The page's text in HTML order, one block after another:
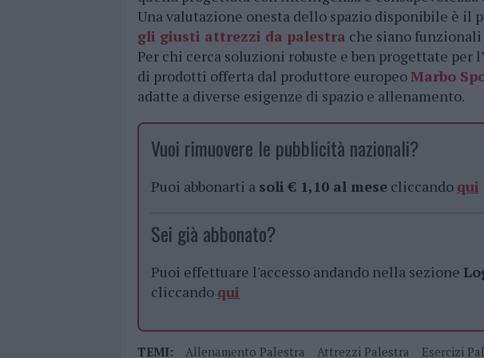
Una valutazione onesta dello spazio disponibile è il
gli giusti attrezzi da palestra che siano
Per chi cerca soluzioni robuste e ben progettate per
di prodotti offerta dal produttore europeoMarbo
adatte a diverse esigenze di spazio e allenamento.
Vuoi rimuovere le pubblicità nazionali?
Puoi abbonarti a soli € 1,10 al mese cliccando qui
Sei già abbonato?
Puoi effettuare l'accesso andando nella sezione
cliccando qui
TEMI: Allenamento Palestra Attrezzi Palestra Esercizi